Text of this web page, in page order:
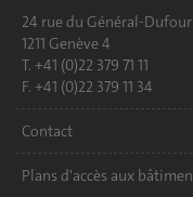
24 rue du Général-Dufour
1211 Genève 4
T. +41 (0)22 379 71 11
F. +41 (0)22 379 11 34
Contact
Plans d'accès aux